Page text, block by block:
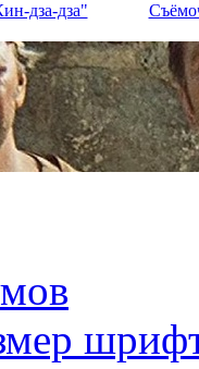
дза-дза"